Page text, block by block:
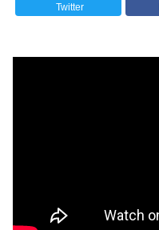
Twitter